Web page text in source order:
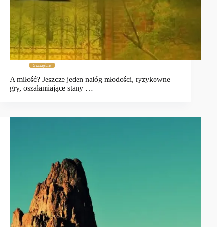
Szczęście
A miłość? Jeszcze jeden nałóg młodości, ryzykowne
gry, oszałamiające stany …